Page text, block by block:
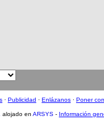
· Publicidad · Enlázanos · Poner
alojado en ARSYS - Información